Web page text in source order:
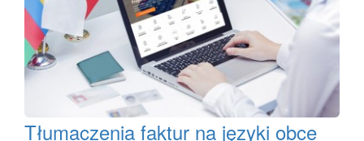
Tłumaczenia faktur na języki obce